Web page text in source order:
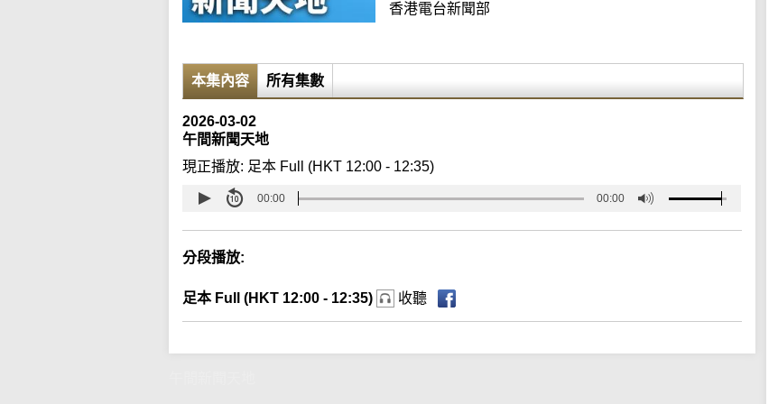
香港電台新聞部
本集內容 所有集數
2026-03-02
午間新聞天地
現正播放: 足本 Full (HKT 12:00 - 12:35)
00:00 00:00
分段播放:
足本 Full (HKT 12:00 - 12:35) 收聽